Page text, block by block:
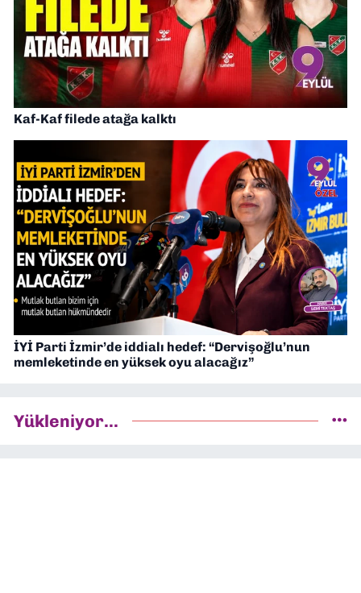
Kaf-Kaf filede atağa kalktı
İYİ Parti İzmir’de iddialı hedef: “Dervişoğlu’nun
memleketinde en yüksek oyu alacağız”
Yükleniyor...